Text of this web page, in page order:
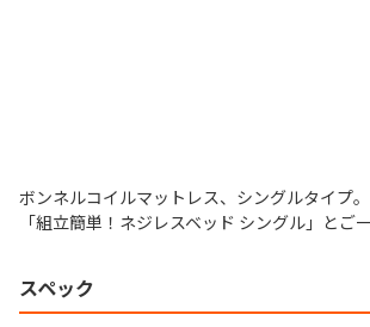
ボンネルコイルマットレス、シングルタイプ。
「組立簡単！ネジレスベッド シングル」とご
スペック